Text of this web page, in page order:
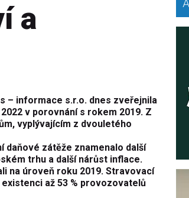
a
– informace s.r.o. dnes zveřejnila
v porovnání s rokem 2019. Z
vyplývajícím z dvouletého
daňové zátěže znamenalo další
trhu a další nárůst inflace.
na úroveň roku 2019. Stravovací
až 53 % provozovatelů